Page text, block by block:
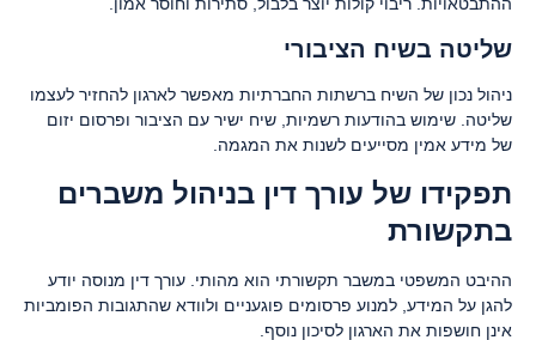
ההתבטאויות. ריבוי קולות יוצר בלבול, סתירות וחוסר אמון.
שליטה בשיח הציבורי
ניהול נכון של השיח ברשתות החברתיות מאפשר לארגון להחזיר לעצמו
שליטה. שימוש בהודעות רשמיות, שיח ישיר עם הציבור ופרסום יזום
של מידע אמין מסייעים לשנות את המגמה.
תפקידו של עורך דין בניהול משברים
בתקשורת
ההיבט המשפטי במשבר תקשורתי הוא מהותי. עורך דין מנוסה יודע
להגן על המידע, למנוע פרסומים פוגעניים ולוודא שהתגובות הפומביות
אינן חושפות את הארגון לסיכון נוסף.